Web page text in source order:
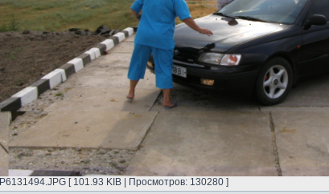
P6131494.JPG [ 101.93 KIB | Просмотров: 130280 ]